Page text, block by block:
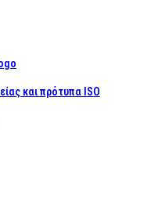
και πρότυπα ISO